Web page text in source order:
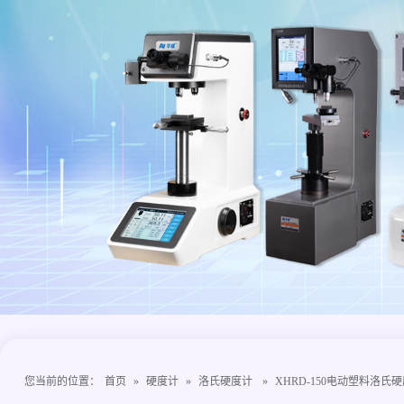
您当前的位置： 首页 » 硬度计 » 洛氏硬度计 » XHRD-150电动塑料洛氏